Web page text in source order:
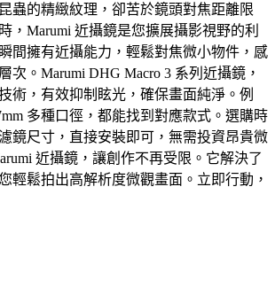
蟲的精緻紋理，卻苦於鏡頭對焦距離限
，Marumi 近攝鏡是您擴展攝影視野的利
間擁有近攝能力，輕鬆對焦微小物件，感
次。Marumi DHG Macro 3 系列近攝鏡，
術，有效抑制眩光，確保畫面純淨。例
多種口徑，都能找到對應款式。選購時
鏡尺寸，直接安裝即可，無需投資昂貴微
近攝鏡，讓創作不再受限。它解決了
輕鬆拍出高解析度微觀畫面。立即行動，